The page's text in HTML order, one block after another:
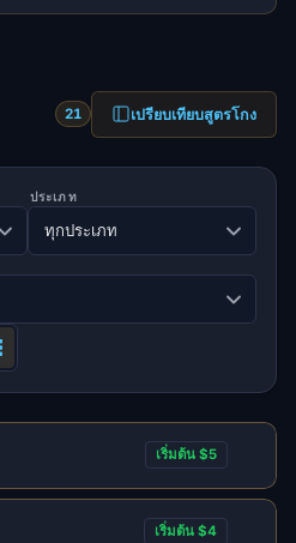
21 เปรียบเทียบสูตรโกง
ประเภท
เริ่มต้น $5
เริ่มต้น $4